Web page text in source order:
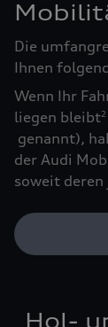
Die
Ihnen
Wenn Ihr
liegen bleibt2
genannt),
der Audi
soweit
Hol-